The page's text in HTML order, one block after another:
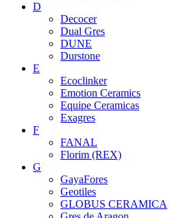
D
Decocer
Dual Gres
DUNE
Durstone
E
Ecoclinker
Emotion Ceramics
Equipe Ceramicas
Exagres
F
FANAL
Florim (REX)
G
GayaFores
Geotiles
GLOBUS CERAMICA